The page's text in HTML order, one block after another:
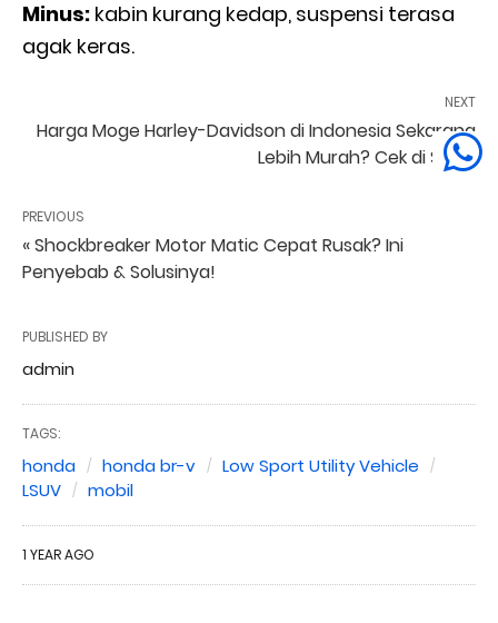
Minus: kabin kurang kedap, suspensi terasa
agak keras.
NEXT
Harga Moge Harley-Davidson di Indonesia Sekarang
Lebih Murah? Cek di Sini! »
PREVIOUS
« Shockbreaker Motor Matic Cepat Rusak? Ini
Penyebab & Solusinya!
PUBLISHED BY
admin
TAGS:
honda honda br-v
Low Sport Utility Vehicle
LSUV
mobil
1 YEAR AGO